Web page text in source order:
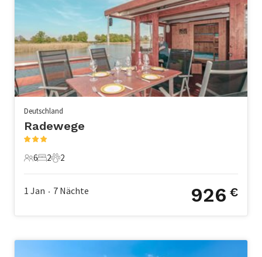
Deutschland
Radewege
6 Gäste
6
2 Schlafzimmer
2
2 Haustiere
2
1 Jan • 7 Nächte 926 €